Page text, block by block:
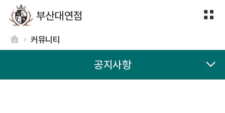
부산대연점
커뮤니티
공지사항